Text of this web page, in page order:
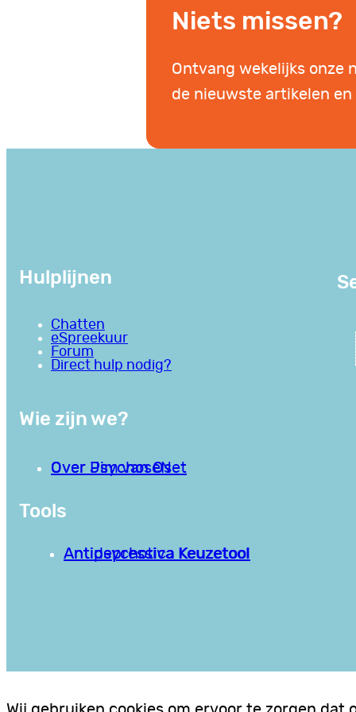
Niets missen?
Ontvang wekelijks onze
de nieuwste artikelen en
Hulplijnen
Chatten
eSpreekuur
Forum
Direct hulp nodig?
Wie zijn we?
Over PsychoseNet
Over Jim van Os
Tools
Antipsychotica Keuzetool
Antidepressiva Keuzetool